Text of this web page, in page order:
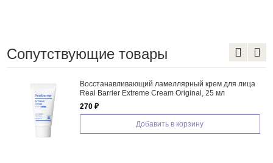
Сопутствующие товары
ламеллярный крем для лица
Extreme Cream Original, 25 мл
Добавить в корзину
Atopalm MLE